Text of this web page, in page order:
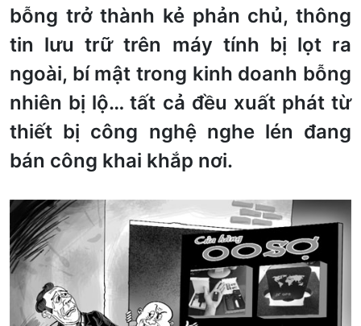
bỗng trở thành kẻ phản chủ, thông
tin lưu trữ trên máy tính bị lọt ra
ngoài, bí mật trong kinh doanh bỗng
nhiên bị lộ… tất cả đều xuất phát từ
thiết bị công nghệ nghe lén đang
bán công khai khắp nơi.